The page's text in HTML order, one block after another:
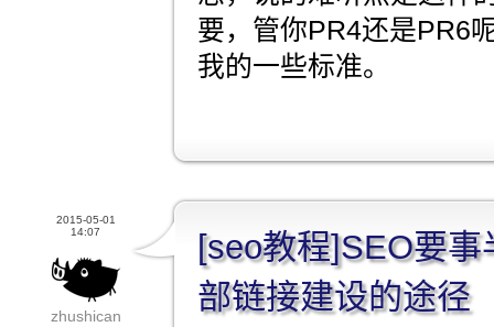
要，管你PR4还是PR6
我的一些标准。
2015-05-01
14:07
zhushican
[seo教程]SEO要
部链接建设的途径